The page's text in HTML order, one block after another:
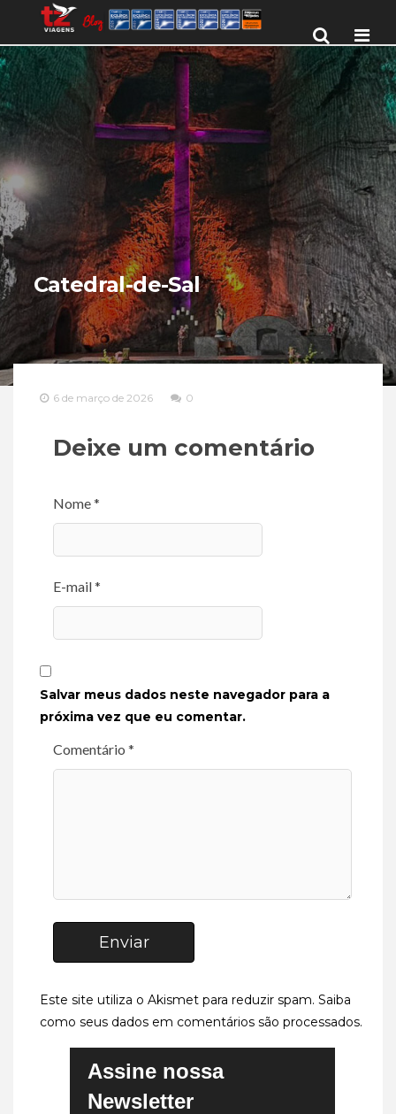
Catedral-de-Sal
6 de março de 2026 0
Deixe um comentário
Nome *
E-mail *
Salvar meus dados neste navegador para a
próxima vez que eu comentar.
Comentário *
Enviar
Este site utiliza o Akismet para reduzir spam. Saiba
como seus dados em comentários são processados.
Assine nossa
Newsletter